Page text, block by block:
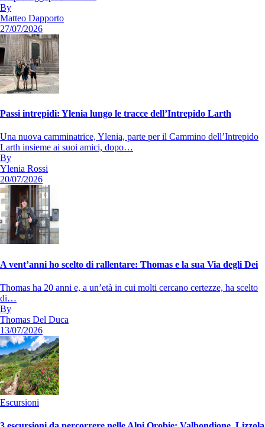
By
Matteo Dapporto
27/07/2026
Passi intrepidi: Ylenia lungo le tracce dell’Intrepido Larth
Una nuova camminatrice, Ylenia, parte per il Cammino dell’Intrepido
Larth insieme ai suoi amici, dopo…
By
Ylenia Rossi
20/07/2026
A vent’anni ho scelto di rallentare: Thomas e la sua Via degli Dei
Thomas ha 20 anni e, a un’età in cui molti cercano certezze, ha scelto
di…
By
Thomas Del Duca
13/07/2026
Escursioni